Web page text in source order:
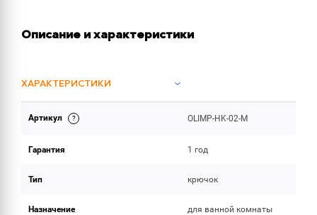
Описание и характеристики
ХАРАКТЕРИСТИКИ
ОБЪЕМ ПОСТАВКИ
Артикул OLIMP-HK-02-M
Гарантия 1 год
Тип крючок
Назначение для ванной комнаты